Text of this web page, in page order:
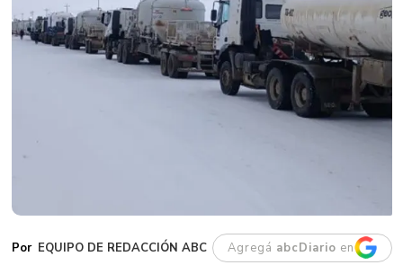
EQUIPO DE REDACCIÓN ABC Agregá abcDiario en